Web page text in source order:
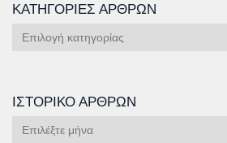
ΚΑΤΗΓΟΡΊΕΣ ΆΡΘΡΩΝ
Κατηγορίες
ΙΣΤΟΡΙΚΌ ΆΡΘΡΩΝ
Ιστορικό